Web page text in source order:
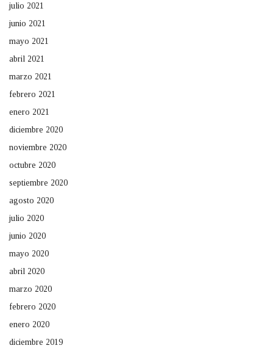
julio 2021
junio 2021
mayo 2021
abril 2021
marzo 2021
febrero 2021
enero 2021
diciembre 2020
noviembre 2020
octubre 2020
septiembre 2020
agosto 2020
julio 2020
junio 2020
mayo 2020
abril 2020
marzo 2020
febrero 2020
enero 2020
diciembre 2019